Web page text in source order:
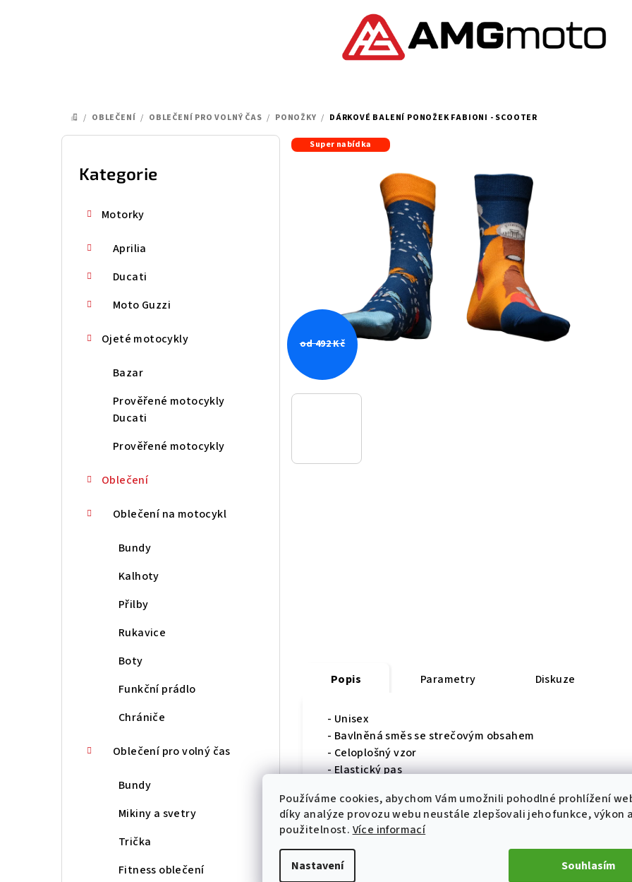
Používáme cookies, abychom Vám umožnili pohodlné prohlížení
díky analýze provozu webu neustále zlepšovali jeho funkce, výkon a
použitelnost. Více informací
Nastavení Souhlasím
DOMŮ
/ OBLEČENÍ / OBLEČENÍ PRO VOLNÝ ČAS / PONOŽKY / DÁRKOVÉ BALENÍ PONOŽEK FABIONI - SCOOTER
P
Přeskočit
kategorie
Kategorie
Motorky
Aprilia
Ducati
Moto Guzzi
Ojeté motocykly
Bazar
Prověřené motocykly
Ducati
Prověřené motocykly
Oblečení
Oblečení na motocykl
Bundy
Kalhoty
Přilby
Rukavice
Boty
Funkční prádlo
Chrániče
Oblečení pro volný čas
Bundy
Mikiny a svetry
Trička
Fitness oblečení
Super nabídka
od 492 Kč
Popis Parametry Diskuze
- Unisex
- Bavlněná směs se strečovým obsahem
- Celoplošný vzor
- Elastický pas
- Materiál: 80 % bavlna, 17 % polyamid, 3 % elastan
- Obsah krabičky: 2 páry ponožek